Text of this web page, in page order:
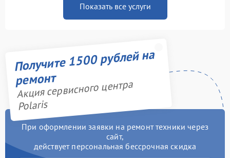
Показать все услуги
Получите 1500 рублей на
ремонт
Акция сервисного центра
Polaris
При оформлении заявки на ремонт техники через
сайт,
действует персональная бессрочная скидка